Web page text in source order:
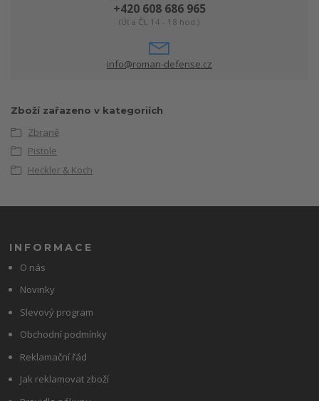
+420 608 686 965
(Út a Čt, 14 - 18 hod.)
info@roman-defense.cz
Zboží zařazeno v kategoriích
Zbraně
Pistole
Heckler & Koch
INFORMACE
O nás
Novinky
Slevový program
Obchodní podmínky
Reklamační řád
Jak reklamovat zboží